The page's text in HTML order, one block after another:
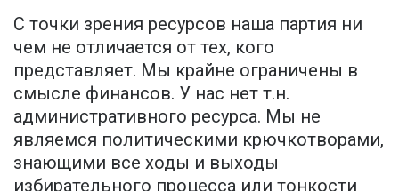
С точки зрения ресурсов наша партия ни
чем не отличается от тех, кого
представляет. Мы крайне ограничены в
смысле финансов. У нас нет т.н.
административного ресурса. Мы не
являемся политическими крючкотворами,
знающими все ходы и выходы
избирательного процесса или тонкости